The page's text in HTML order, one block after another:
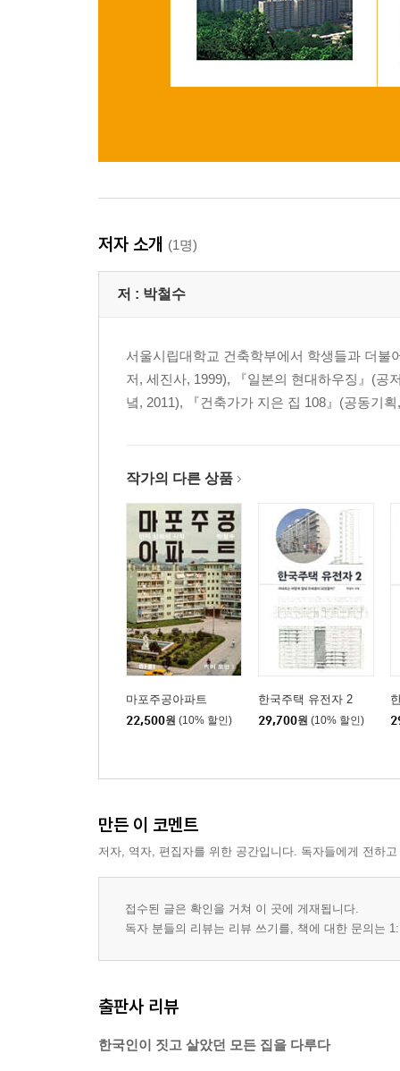
저자 소개 (1명)
저 : 박철수
서울시립대학교 건축학부에서 학생들과 더불
저, 세진사, 1999), 『일본의 현대하우징』(공
녘, 2011), 『건축가가 지은 집 108』(공동기
작가의 다른 상품
마포주공아파트
22,500원 (10% 할인)
한국주택 유전자 2
29,700원 (10% 할인)
만든 이 코멘트
저자, 역자, 편집자를 위한 공간입니다. 독자들에게 전하
접수된 글은 확인을 거쳐 이 곳에 게재됩니다.
독자 분들의 리뷰는 리뷰 쓰기를, 책에 대한 문의는
출판사 리뷰
한국인이 짓고 살았던 모든 집을 다루다